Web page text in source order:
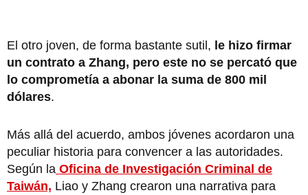
El otro joven, de forma bastante sutil, le hizo firmar
un contrato a Zhang, pero este no se percató que
lo comprometía a abonar la suma de 800 mil
dólares.
Más allá del acuerdo, ambos jóvenes acordaron una
peculiar historia para convencer a las autoridades.
Según la Oficina de Investigación Criminal de
Taiwán, Liao y Zhang crearon una narrativa para